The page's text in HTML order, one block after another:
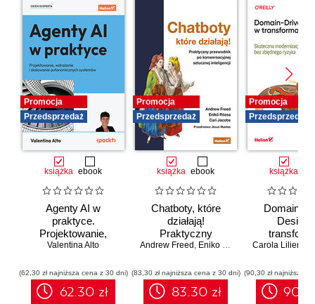
Promocja
Przedsprzedaż
książka ebook
Agenty AI w
praktyce.
Projektowanie,
wdrażanie i
autonomicznych
systemów
Valentina Alto
(62,30 zł najniższa cena z 30 dni)
62.30 zł
Promocja
Przedsprzedaż
książka ebook
Chatboty, które
działają!
Praktyczny
przewodnik po
sztucznej
inteligencji
Andrew Freed , Eniko Rozsa Cari Jacobs
(83,30 zł najniższa cena z 30 dni)
83.30 zł
Promocja
Przedsprzedaż
książka
Domain-
Design
legacy
zbędnego
Carola Lilienthal
(90,30 zł najniższa